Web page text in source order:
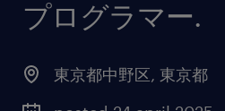
プログラマー.
東京都中野区, 東京都